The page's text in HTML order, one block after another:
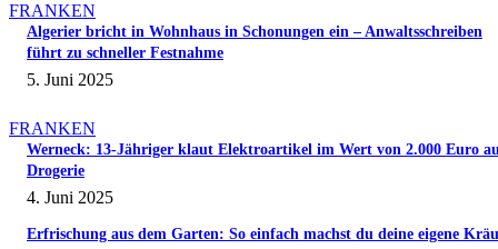
FRANKEN
Algerier bricht in Wohnhaus in Schonungen ein – Anwaltsschreiben
führt zu schneller Festnahme
5. Juni 2025
FRANKEN
Werneck: 13-Jähriger klaut Elektroartikel im Wert von 2.000 Euro
Drogerie
4. Juni 2025
Erfrischung aus dem Garten: So einfach machst du deine eigene